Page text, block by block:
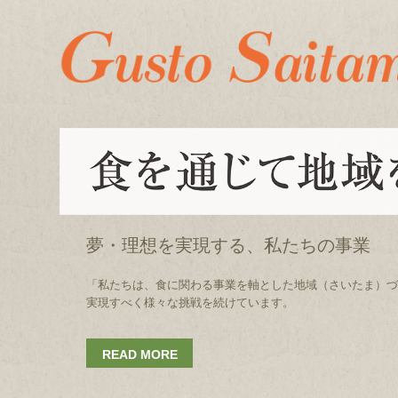
夢・理想を実現する、私たちの事業
「私たちは、食に関わる事業を軸とした地域（さいたま）
実現すべく様々な挑戦を続けています。
READ MORE